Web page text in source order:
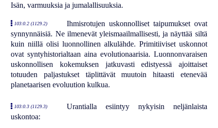
Isän, varmuuksia ja jumalallisuuksia.
103:0.2 (1129.2)
Ihmisrotujen uskonnolliset taipumukset ovat
synnynnäisiä. Ne ilmenevät yleismaailmallisesti, ja näyttää siltä
kuin niillä olisi luonnollinen alkulähde. Primitiiviset uskonnot
ovat syntyhistorialtaan aina evolutionaarisia. Luonnonvaraisen
uskonnollisen kokemuksen jatkuvasti edistyessä ajoittaiset
totuuden paljastukset täplittävät muutoin hitaasti etenevää
planetaarisen evoluution kulkua.
103:0.3 (1129.3)
Urantialla esiintyy nykyisin neljänlaista
uskontoa: